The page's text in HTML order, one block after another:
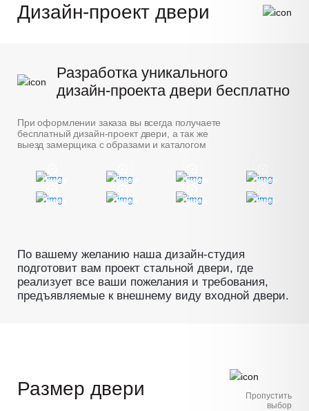
Дизайн-проект двери
Разработка уникального
дизайн-проекта двери бесплатно
При оформлении заказа вы всегда получаете
бесплатный дизайн-проект двери, а так же
выезд замерщика с образами и каталогом
Пример Пример Пример Пример
Пример Пример Пример Пример
По вашему желанию наша дизайн-студия
подготовит вам проект стальной двери, где
реализует все ваши пожелания и требования,
предъявляемые к внешнему виду входной двери.
Размер двери
Пропустить
выбор